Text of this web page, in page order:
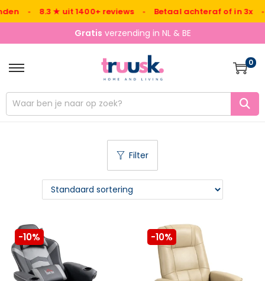
8.3 ★ uit 1400+ reviews Betaal achteraf of in 3x
Gratis verzending in NL & BE
0
Filter
-10% -10%